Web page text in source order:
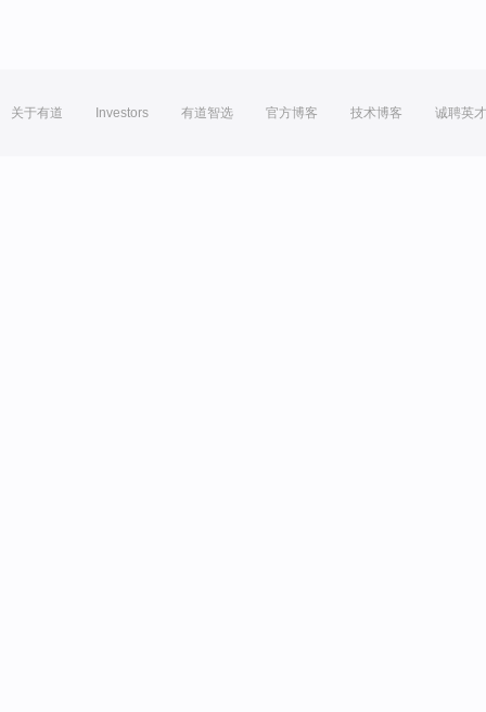
关于有道 Investors 有道智选 官方博客 技术博客 诚聘英才